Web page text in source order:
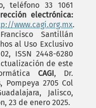
teléfono 33 1061
electrónica:
www.cagi.org.mx.
Santillán
al Uso Exclusivo
ISSN 2448-6280
de este
CAGI, Dr.
Pompeya 2705 Col
Jalisco,
23 de enero 2025.